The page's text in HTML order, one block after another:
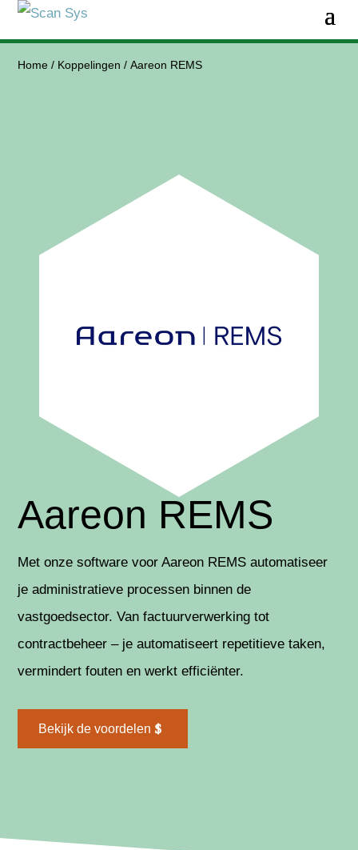
Home / Koppelingen /Aareon REMS
Aareon REMS
Met onze software voor Aareon REMS automatiseer
je administratieve processen binnen de
vastgoedsector. Van factuurverwerking tot
contractbeheer – je automatiseert repetitieve taken,
vermindert fouten en werkt efficiënter.
Bekijk de voordelen